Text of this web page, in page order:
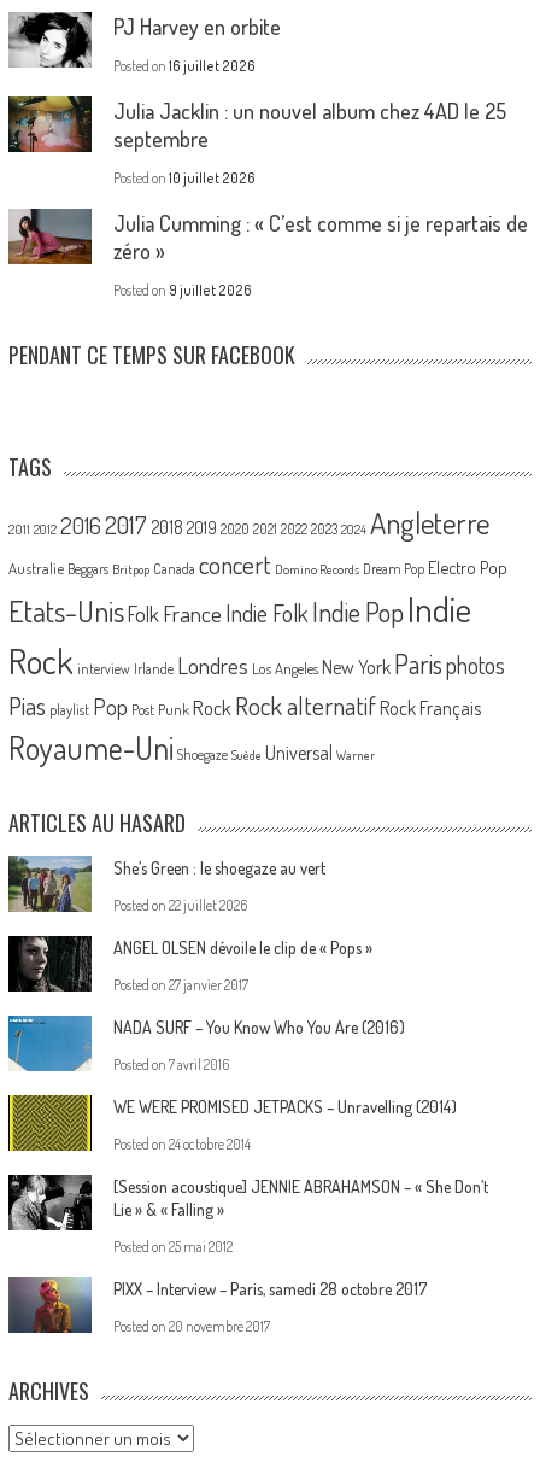
PJ Harvey en orbite
Posted on 16 juillet 2026
Julia Jacklin : un nouvel album chez 4AD le 25
septembre
Posted on 10 juillet 2026
Julia Cumming : « C’est comme si je repartais de
zéro »
Posted on 9 juillet 2026
PENDANT CE TEMPS SUR FACEBOOK
TAGS
2011 2012 20162017 2018 2019 2020 2021 2022 2023 2024 Angleterre
Australie Beggars Britpop Canada concert Domino Records Dream Pop Electro Pop
Etats-UnisFolk France Indie Folk Indie PopIndie
Rock interview Irlande Londres Los Angeles New York Parisphotos
Pias playlist Pop Post Punk Rock Rock alternatif Rock Français
Royaume-Uni Shoegaze Suède Universal Warner
ARTICLES AU HASARD
She’s Green : le shoegaze au vert
Posted on 22 juillet 2026
ANGEL OLSEN dévoile le clip de « Pops »
Posted on 27 janvier 2017
NADA SURF – You Know Who You Are (2016)
Posted on 7 avril 2016
WE WERE PROMISED JETPACKS – Unravelling (2014)
Posted on 24 octobre 2014
[Session acoustique] JENNIE ABRAHAMSON – « She Don’t
Lie » & « Falling »
Posted on 25 mai 2012
PIXX – Interview – Paris, samedi 28 octobre 2017
Posted on 20 novembre 2017
ARCHIVES
Archives